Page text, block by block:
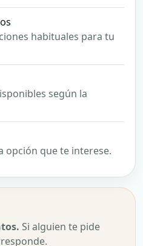
habituales para tu
según la
opción que te interese.
Si alguien te pide